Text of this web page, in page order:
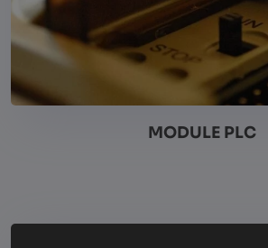
MODULE PLC